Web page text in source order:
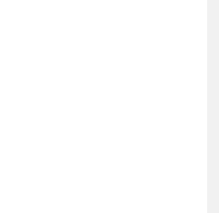
mit Anspruch